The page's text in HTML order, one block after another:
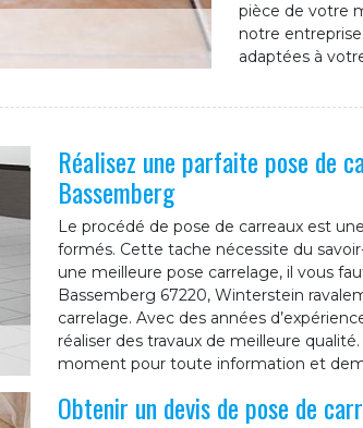
pièce de votre
notre
adaptées à
Réalisez une parfaite pose de
Bassemberg
Le procédé de pose de carreaux est
formés. Cette tache nécessite du
une meilleure pose carrelage, il vous
Bassemberg 67220, Winterstein
carrelage. Avec des années
réaliser des travaux de meilleure
moment pour toute information et
Obtenir un devis de pose de